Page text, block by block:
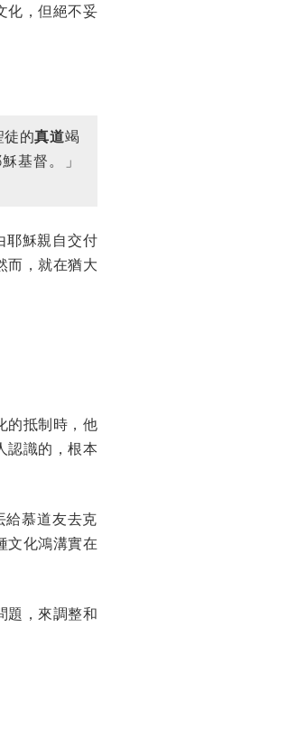
化，但絕不妥
徒的真道竭
基督。」
耶穌親自交付
而，就在猶大
的抵制時，他
認識的，根本
給慕道友去克
文化鴻溝實在
題，來調整和